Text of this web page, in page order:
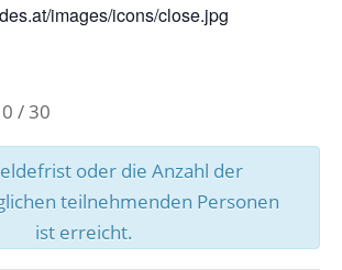
images/icons/close.jpg
/ 30
oder die Anzahl der
teilnehmenden Personen
ist erreicht.